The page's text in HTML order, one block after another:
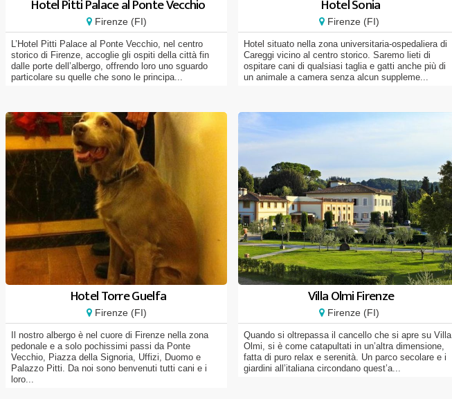
Hotel Pitti Palace al Ponte Vecchio
Firenze (FI)
L’Hotel Pitti Palace al Ponte Vecchio, nel centro
storico di Firenze, accoglie gli ospiti della città fin
dalle porte dell’albergo, offrendo loro uno sguardo
particolare su quelle che sono le principa...
Hotel Sonia
Firenze (FI)
Hotel situato nella zona universitaria-ospedaliera di
Careggi vicino al centro storico. Saremo lieti di
ospitare cani di qualsiasi taglia e gatti anche più di
un animale a camera senza alcun suppleme...
Hotel Torre Guelfa
Firenze (FI)
Il nostro albergo è nel cuore di Firenze nella zona
pedonale e a solo pochissimi passi da Ponte
Vecchio, Piazza della Signoria, Uffizi, Duomo e
Palazzo Pitti. Da noi sono benvenuti tutti cani e i
loro...
Villa Olmi Firenze
Firenze (FI)
Quando si oltrepassa il cancello che si apre su Villa
Olmi, si è come catapultati in un’altra dimensione,
fatta di puro relax e serenità. Un parco secolare e i
giardini all’italiana circondano quest’a...